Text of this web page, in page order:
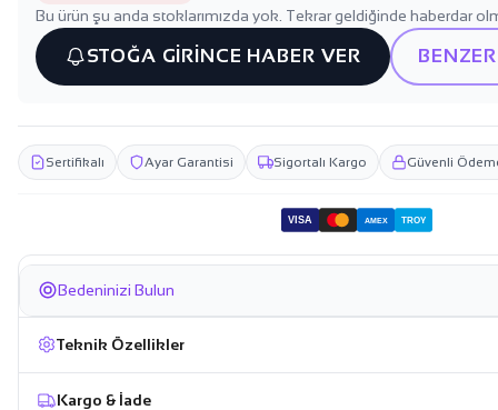
Bu ürün şu anda stoklarımızda yok. Tekrar geldiğinde haberdar
STOĞA GİRİNCE HABER VER
Sertifikalı Ayar Garantisi Sigortalı Kargo Güvenli
VISA AMEX TROY
Bedeninizi Bulun
Teknik Özellikler
Kargo & İade